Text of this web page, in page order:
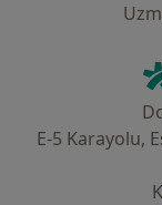
E-5 Karayolu,